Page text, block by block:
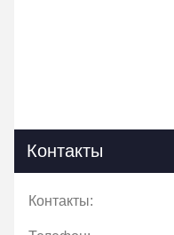
Контакты
Контакты:
Good day, what product